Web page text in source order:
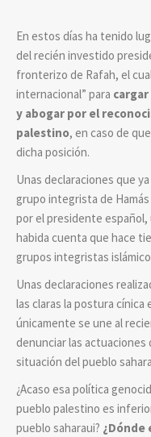
En estos días ha tenido
del recién investido
fronterizo de Rafah, el
internacional” para
y abogar por el
palestino, en caso de
dicha posición.
Unas declaraciones que
grupo integrista de
por el presidente español,
habida cuenta que hace
grupos integristas
Unas declaraciones
las claras la postura
únicamente se une al
denunciar las actuaciones
situación del pueblo
¿Acaso esa política
pueblo palestino es
pueblo saharaui? ¿Dónde